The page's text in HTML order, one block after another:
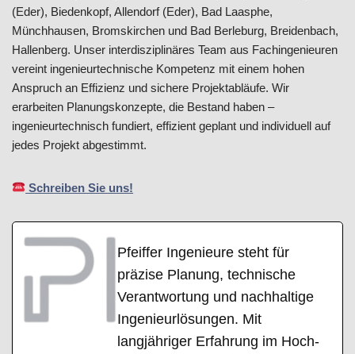
(Eder), Biedenkopf, Allendorf (Eder), Bad Laasphe,
Münchhausen, Bromskirchen und Bad Berleburg, Breidenbach,
Hallenberg. Unser interdisziplinäres Team aus Fachingenieuren
vereint ingenieurtechnische Kompetenz mit einem hohen
Anspruch an Effizienz und sichere Projektabläufe. Wir
erarbeiten Planungskonzepte, die Bestand haben –
ingenieurtechnisch fundiert, effizient geplant und individuell auf
jedes Projekt abgestimmt.
Schreiben Sie uns!
Pfeiffer Ingenieure steht für
präzise Planung, technische
Verantwortung und nachhaltige
Ingenieurlösungen. Mit
langjähriger Erfahrung im Hoch-